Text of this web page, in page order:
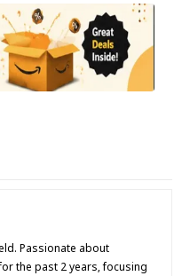
Passionate about
the past 2 years, focusing